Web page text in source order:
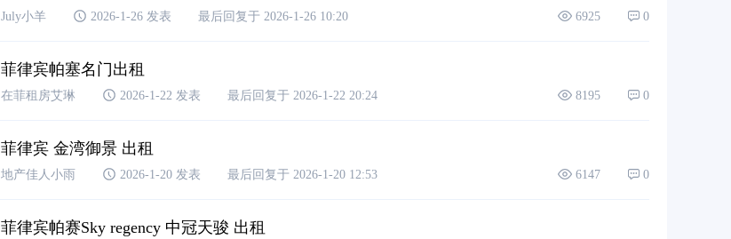
July小羊 2026-1-26 发表 最后回复于 2026-1-26 10:20 6925 0
菲律宾帕塞名门出租
在菲租房艾琳 2026-1-22 发表 最后回复于 2026-1-22 20:24 8195 0
菲律宾 金湾御景 出租
地产佳人小雨 2026-1-20 发表 最后回复于 2026-1-20 12:53 6147 0
菲律宾帕赛Sky regency 中冠天骏 出租